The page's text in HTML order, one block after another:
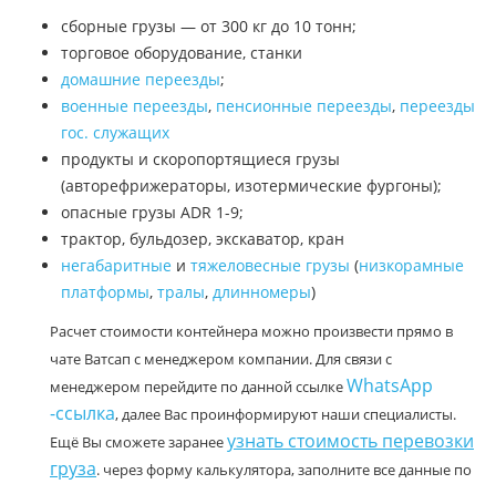
сборные грузы — от 300 кг до 10 тонн;
торговое оборудование, станки
домашние переезды;
военные переезды, пенсионные переезды, переезды
гос. служащих
продукты и скоропортящиеся грузы
(авторефрижераторы, изотермические фургоны);
опасные грузы ADR 1-9;
трактор, бульдозер, экскаватор, кран
негабаритные и тяжеловесные грузы (низкорамные
платформы, тралы, длинномеры)
Расчет стоимости контейнера можно произвести прямо в
чате Ватсап с менеджером компании. Для связи с
менеджером перейдите по данной ссылкеWhatsApp
-ссылка, далее Вас проинформируют наши специалисты.
Ещё Вы сможете заранееузнать стоимость перевозки
груза. через форму калькулятора, заполните все данные по